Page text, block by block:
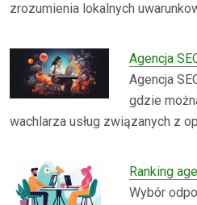
zrozumienia lokalnych
Agencja
Agencja
gdzie
wachlarza usług związanych z
Ranking
Wybór